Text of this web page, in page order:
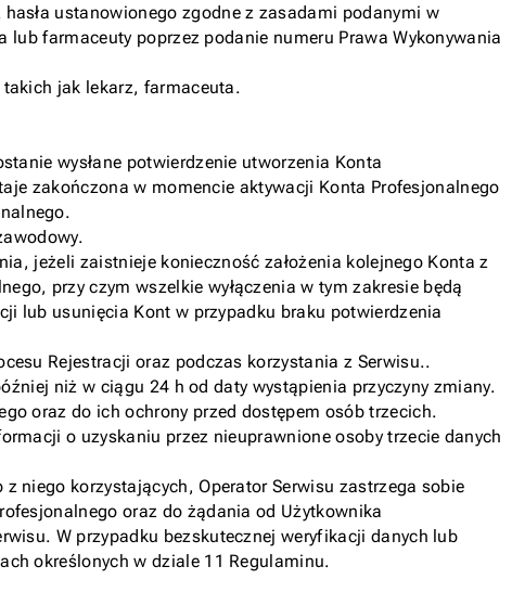
ustanowionego zgodne z zasadami podanymi w
farmaceuty poprzez podanie numeru Prawa Wykonywania
jak lekarz, farmaceuta.
wysłane potwierdzenie utworzenia Konta
zakończona w momencie aktywacji Konta Profesjonalnego
jeżeli zaistnieje konieczność założenia kolejnego Konta z
przy czym wszelkie wyłączenia w tym zakresie będą
lub usunięcia Kont w przypadku braku potwierdzenia
Rejestracji oraz podczas korzystania z Serwisu..
niż w ciągu 24 h od daty wystąpienia przyczyny zmiany.
oraz do ich ochrony przed dostępem osób trzecich.
o uzyskaniu przez nieuprawnione osoby trzecie danych
niego korzystających, Operator Serwisu zastrzega sobie
oraz do żądania od Użytkownika
W przypadku bezskutecznej weryfikacji danych lub
określonych w dziale 11 Regulaminu.